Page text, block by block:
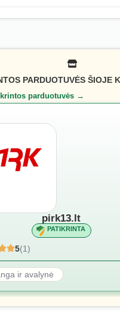
PARDUOTUVĖS ŠIOJE
parduotuvės →
pirk13.lt
PATIKRINTA
5(1)
ir avalynė